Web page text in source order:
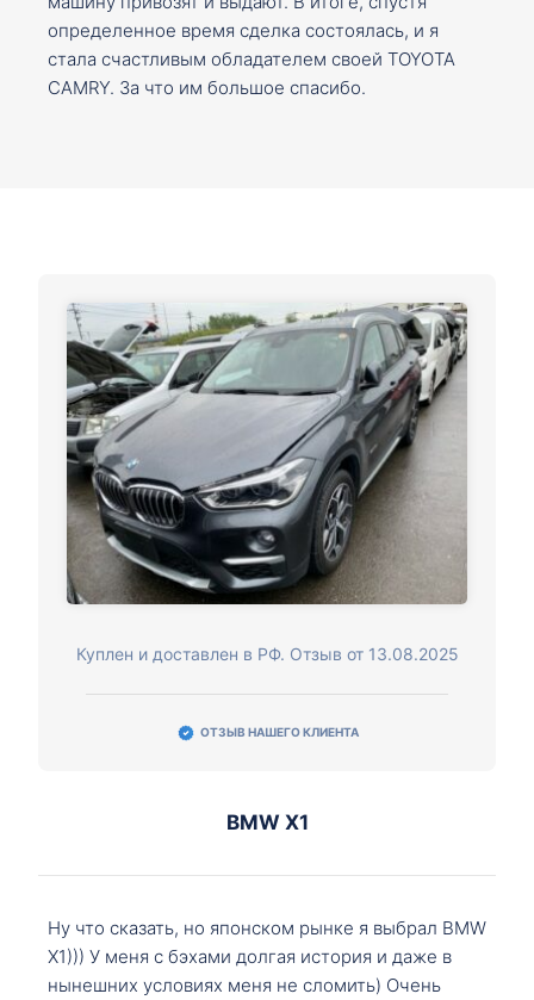
определенное время сделка состоялась, и я
стала счастливым обладателем своей TOYOTA
CAMRY. За что им большое спасибо.
Куплен и доставлен в РФ. Отзыв от 13.08.2025
ОТЗЫВ НАШЕГО КЛИЕНТА
BMW X1
Ну что сказать, но японском рынке я выбрал BMW
X1))) У меня с бэхами долгая история и даже в
нынешних условиях меня не сломить) Очень